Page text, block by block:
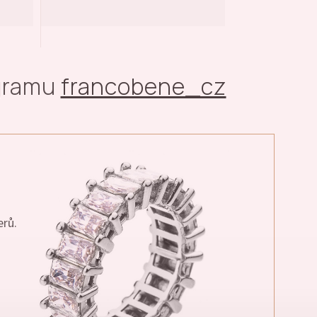
francobene_cz